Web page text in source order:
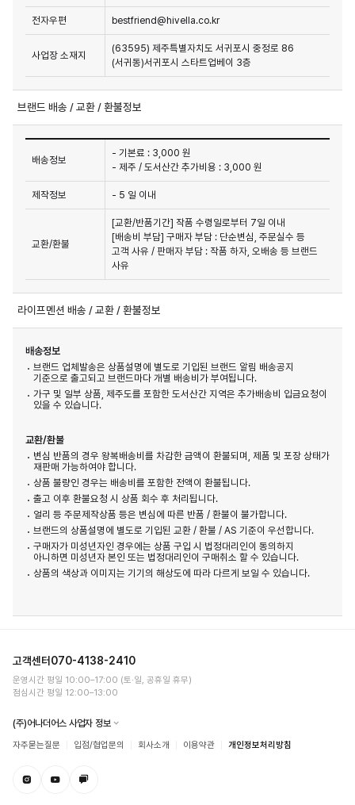
전자우편 bestfriend@hivella.co.kr
사업장 소재지
(63595) 제주특별자치도 서귀포시 중정로 86
(서귀동)서귀포시 스타트업베이 3층
브랜드 배송 / 교환 / 환불정보
배송정보
- 기본료 : 3,000 원
- 제주 / 도서산간 추가비용 : 3,000 원
제작정보 - 5 일 이내
교환/환불
[교환/반품기간] 작품 수령일로부터 7일 이내
[배송비 부담] 구매자 부담 : 단순변심, 주문실수 등
고객 사유 / 판매자 부담 : 작품 하자, 오배송 등 브랜드
사유
라이프멘션 배송 / 교환 / 환불정보
배송정보
브랜드 업체발송은 상품설명에 별도로 기입된 브랜드 알림 배송공지
기준으로 출고되고 브랜드마다 개별 배송비가 부여됩니다.
가구 및 일부 상품, 제주도를 포함한 도서산간 지역은 추가배송비 입금요청이
있을 수 있습니다.
교환/환불
변심 반품의 경우 왕복배송비를 차감한 금액이 환불되며, 제품 및 포장 상태가
재판매 가능하여야 합니다.
상품 불량인 경우는 배송비를 포함한 전액이 환불됩니다.
출고 이후 환불요청 시 상품 회수 후 처리됩니다.
얼리 등 주문제작상품 등은 변심에 따른 반품 / 환불이 불가합니다.
브랜드의 상품설명에 별도로 기입된 교환 / 환불 / AS 기준이 우선합니다.
구매자가 미성년자인 경우에는 상품 구입 시 법정대리인이 동의하지
아니하면 미성년자 본인 또는 법정대리인이 구매취소 할 수 있습니다.
상품의 색상과 이미지는 기기의 해상도에 따라 다르게 보일 수 있습니다.
고객센터 070-4138-2410
운영시간 평일 10:00–17:00 (토·일, 공휴일 휴무)
점심시간 평일 12:00–13:00
(주)어나더어스 사업자 정보
자주묻는질문 입점/협업문의 회사소개 이용약관 개인정보처리방침